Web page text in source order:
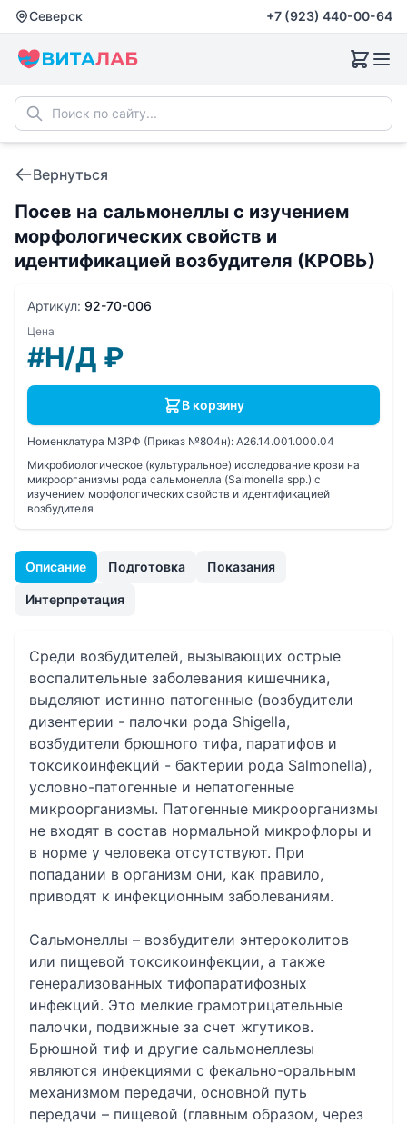
Северск +7 (923) 440-00-64
Вернуться
Посев на сальмонеллы с изучением
морфологических свойств и
идентификацией возбудителя (КРОВЬ)
Описание Подготовка Показания
Интерпретация
Среди возбудителей, вызывающих острые
воспалительные заболевания кишечника,
выделяют истинно патогенные (возбудители
дизентерии - палочки рода Shigella,
возбудители брюшного тифа, паратифов и
токсикоинфекций - бактерии рода Salmonella),
условно-патогенные и непатогенные
микроорганизмы. Патогенные микроорганизмы
не входят в состав нормальной микрофлоры и
в норме у человека отсутствуют. При
попадании в организм они, как правило,
приводят к инфекционным заболеваниям.
Сальмонеллы – возбудители энтероколитов
или пищевой токсикоинфекции, а также
генерализованных тифопаратифозных
инфекций. Это мелкие грамотрицательные
палочки, подвижные за счет жгутиков.
Брюшной тиф и другие сальмонеллезы
являются инфекциями с фекально-оральным
механизмом передачи, основной путь
передачи – пищевой (главным образом, через
Артикул: 92-70-006
Цена
#Н/Д ₽
В корзину
Номенклатура МЗРФ (Приказ №804н): A26.14.001.000.04
Микробиологическое (культуральное) исследование крови на
микроорганизмы рода сальмонелла (Salmonella spp.) с
изучением морфологических свойств и идентификацией
возбудителя